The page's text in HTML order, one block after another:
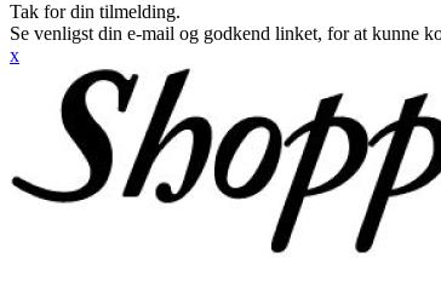
Tak for din tilmelding.
Se venligst din e-mail og godkend linket, for at kunne
x